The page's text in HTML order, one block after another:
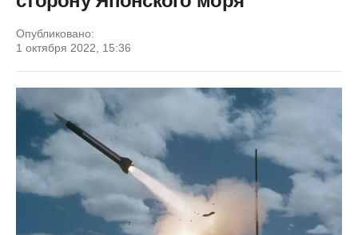
Опубликовано:
1 октября 2022, 15:36